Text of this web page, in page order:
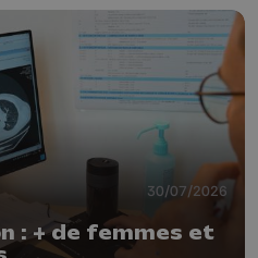
30/07/2026
: + de femmes et